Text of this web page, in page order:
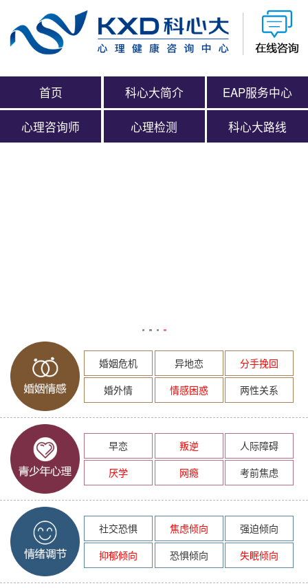
首页 科心大简介 EAP服务中心
心理咨询师 心理检测 科心大路线
婚姻危机 异地恋
分手挽回
婚外情
情感困惑 两性关系
早恋 叛逆
人际障碍
厌学
网瘾 考前焦虑
社交恐惧 焦虑倾向
强迫倾向
抑郁倾向
恐惧倾向 失眠倾向